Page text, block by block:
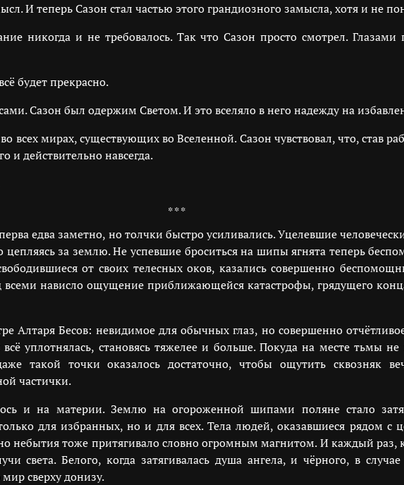
И теперь Сазон стал частью этого грандиозного замысла, хотя и не
никогда и не требовалось. Так что Сазон просто смотрел. Глазами
будет прекрасно.
Сазон был одержим Светом. И это вселяло в него надежду на
всех мирах, существующих во Вселенной. Сазон чувствовал, что, став
и действительно навсегда.
* * *
едва заметно, но толчки быстро усиливались. Уцелевшие
за землю. Не успевшие броситься на шипы ягнята теперь
от своих телесных оков, казались совершенно
всеми нависло ощущение приближающейся катастрофы, грядущего
Алтаря Бесов: невидимое для обычных глаз, но совершенно
уплотнялась, становясь тяжелее и больше. Покуда на месте тьмы
такой точки оказалось достаточно, чтобы ощутить сквозняк
частички.
и на материи. Землю на огороженной шипами поляне стало
для избранных, но и для всех. Тела людей, оказавшиеся рядом с
небытия тоже притягивало словно огромным магнитом. И каждый раз,
света. Белого, когда затягивалась душа ангела, и чёрного, в
сверху донизу.